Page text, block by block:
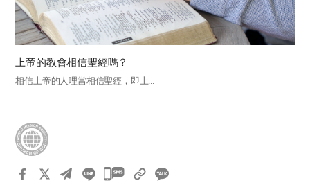
上帝的教會相信聖經嗎？
相信上帝的人理當相信聖經，即上...
카